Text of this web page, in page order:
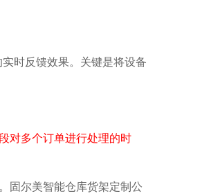
时反馈效果。关键是将设备
对多个订单进行处理的时
固尔美智能仓库货架定制公